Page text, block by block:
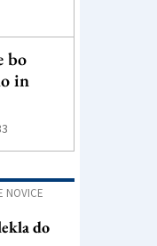
bo
in
NOVICE
do